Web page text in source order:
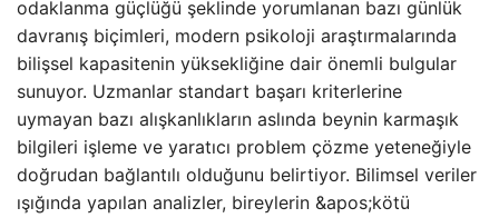
odaklanma güçlüğü şeklinde yorumlanan bazı günlük
davranış biçimleri, modern psikoloji araştırmalarında
bilişsel kapasitenin yüksekliğine dair önemli bulgular
sunuyor. Uzmanlar standart başarı kriterlerine
uymayan bazı alışkanlıkların aslında beynin karmaşık
bilgileri işleme ve yaratıcı problem çözme yeteneğiyle
doğrudan bağlantılı olduğunu belirtiyor. Bilimsel veriler
ışığında yapılan analizler, bireylerin &apos;kötü